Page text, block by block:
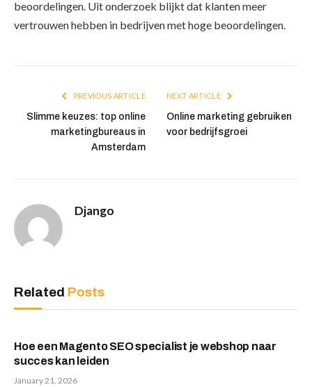
beoordelingen. Uit onderzoek blijkt dat klanten meer
vertrouwen hebben in bedrijven met hoge beoordelingen.
PREVIOUS ARTICLE
Slimme keuzes: top online
marketingbureaus in
Amsterdam
NEXT ARTICLE
Online marketing gebruiken
voor bedrijfsgroei
Django
Related Posts
Hoe een Magento SEO specialist je webshop naar
succes kan leiden
January 21, 2026